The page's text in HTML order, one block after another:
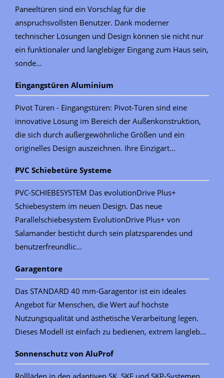
Paneeltüren sind ein Vorschlag für die
anspruchsvollsten Benutzer. Dank moderner
technischer Lösungen und Design können sie nicht nur
ein funktionaler und langlebiger Eingang zum Haus sein,
sonde...
Eingangstüren Aluminium
Pivot Türen - Eingangstüren: Pivot-Türen sind eine
innovative Lösung im Bereich der Außenkonstruktion,
die sich durch außergewöhnliche Größen und ein
originelles Design auszeichnen. Ihre Einzigart...
PVC Schiebetüre Systeme
PVC-SCHIEBESYSTEM Das evolutionDrive Plus+
Schiebesystem im neuen Design. Das neue
Parallelschiebesystem EvolutionDrive Plus+ von
Salamander besticht durch sein platzsparendes und
benutzerfreundlic...
Garagentore
Das STANDARD 40 mm-Garagentor ist ein ideales
Angebot für Menschen, die Wert auf höchste
Nutzungsqualität und ästhetische Verarbeitung legen.
Dieses Modell ist einfach zu bedienen, extrem langleb...
Sonnenschutz von AluProf
Rollläden in den adaptiven SK, SKE und SKP-Systemen